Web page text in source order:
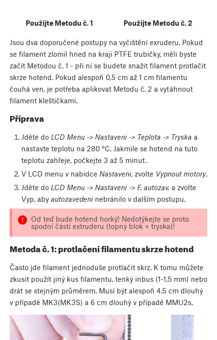
Použijte Metodu č. 1 Použijte Metodu č. 2
Jsou dva doporučené postupy na vyčištění exruderu. Pokud
se filament zlomil hned na kraji PTFE trubičky, měli byste
začít Metodou č. 1 - při ní se budete snažit filament protlačit
skrze hotend. Pokud alespoň 0,5 cm až 1 cm filamentu
čouhá ven, je potřeba aplikovat Metodu č. 2 a vytáhnout
filament kleštičkami.
Příprava
Jděte do LCD Menu -> Nastaveni -> Teplota -> Tryska a
nastavte teplotu na 280 °C. Jakmile se hotend na tuto
teplotu zahřeje, počkejte 3 až 5 minut.
V LCD menu v nabídce Nastaveni, zvolte Vypnout motory.
Jděte do LCD Menu -> Nastaveni -> F. autozav, a zvolte
Vyp, aby autozavedeninebránilo v dalším postupu.
Od teď bude hotend horký! Nedotýkejte se proto
spodní části extruderu (topný blok + tryska)!
Metoda č. 1: protlačení filamentu skrze hotend
Často jde filament jednoduše protlačit skrz. K tomu můžete
zkusit použít jiný kus filamentu, tenký inbus (1-1,5 mm) nebo
drát se stejným průměrem. Musí být alespoň 4,5 cm dlouhý
v případě MK3(MK3S) a 6 cm dlouhý v případě MMU2s.